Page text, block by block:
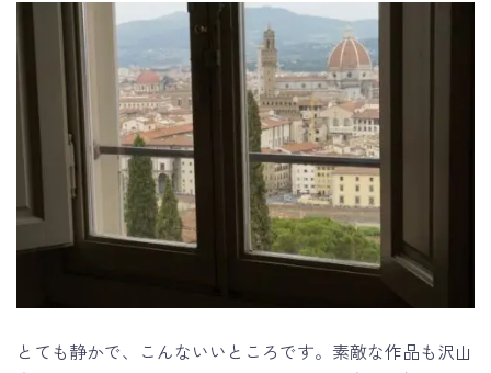
とても静かで、こんないいところです。素敵な作品も沢山